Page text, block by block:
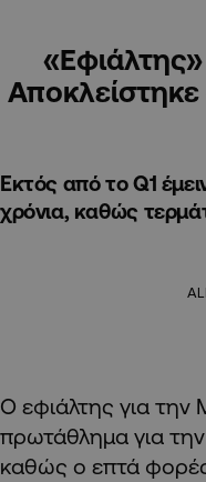
Αποκλείστηκε
Εκτός από το Q1
χρόνια, καθώς
Ο εφιάλτης για την
πρωτάθλημα για την
καθώς ο επτά